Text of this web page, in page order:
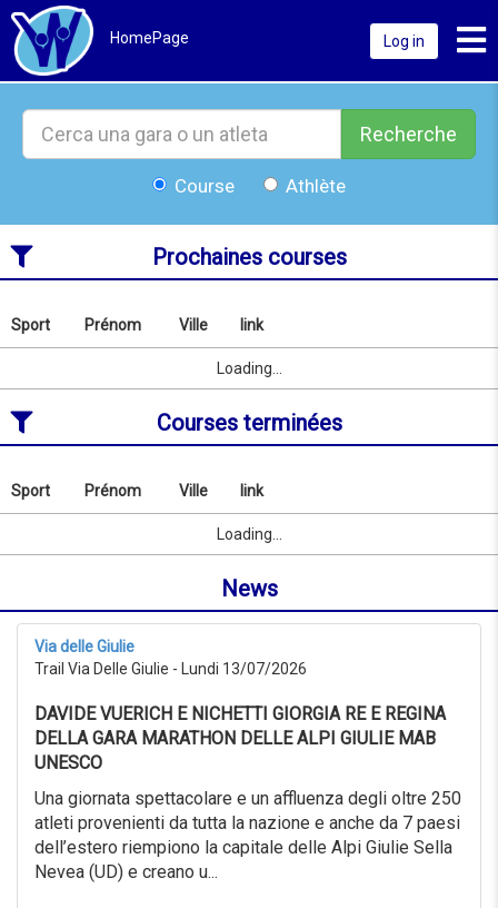
HomePage Log in
Recherche
Course Athlète
Prochaines courses
Rechercher
par
localité
depuis
au
07/09/2026
0KM
avancée
Sport
Sport Prénom Ville
link
link
Loading...
Courses terminées
Rechercher
par
depuis
07/07/2026
07/08/2026
Recherche
avancée
Sport
Sport Prénom Ville
link
link
Loading...
News
Via delle Giulie
Trail Via Delle Giulie - Lundi 13/07/2026
DAVIDE VUERICH E NICHETTI GIORGIA RE E REGINA
DELLA GARA MARATHON DELLE ALPI GIULIE MAB
UNESCO
Una giornata spettacolare e un affluenza degli oltre 250
atleti provenienti da tutta la nazione e anche da 7 paesi
dell’estero riempiono la capitale delle Alpi Giulie Sella
Nevea (UD) e creano u...